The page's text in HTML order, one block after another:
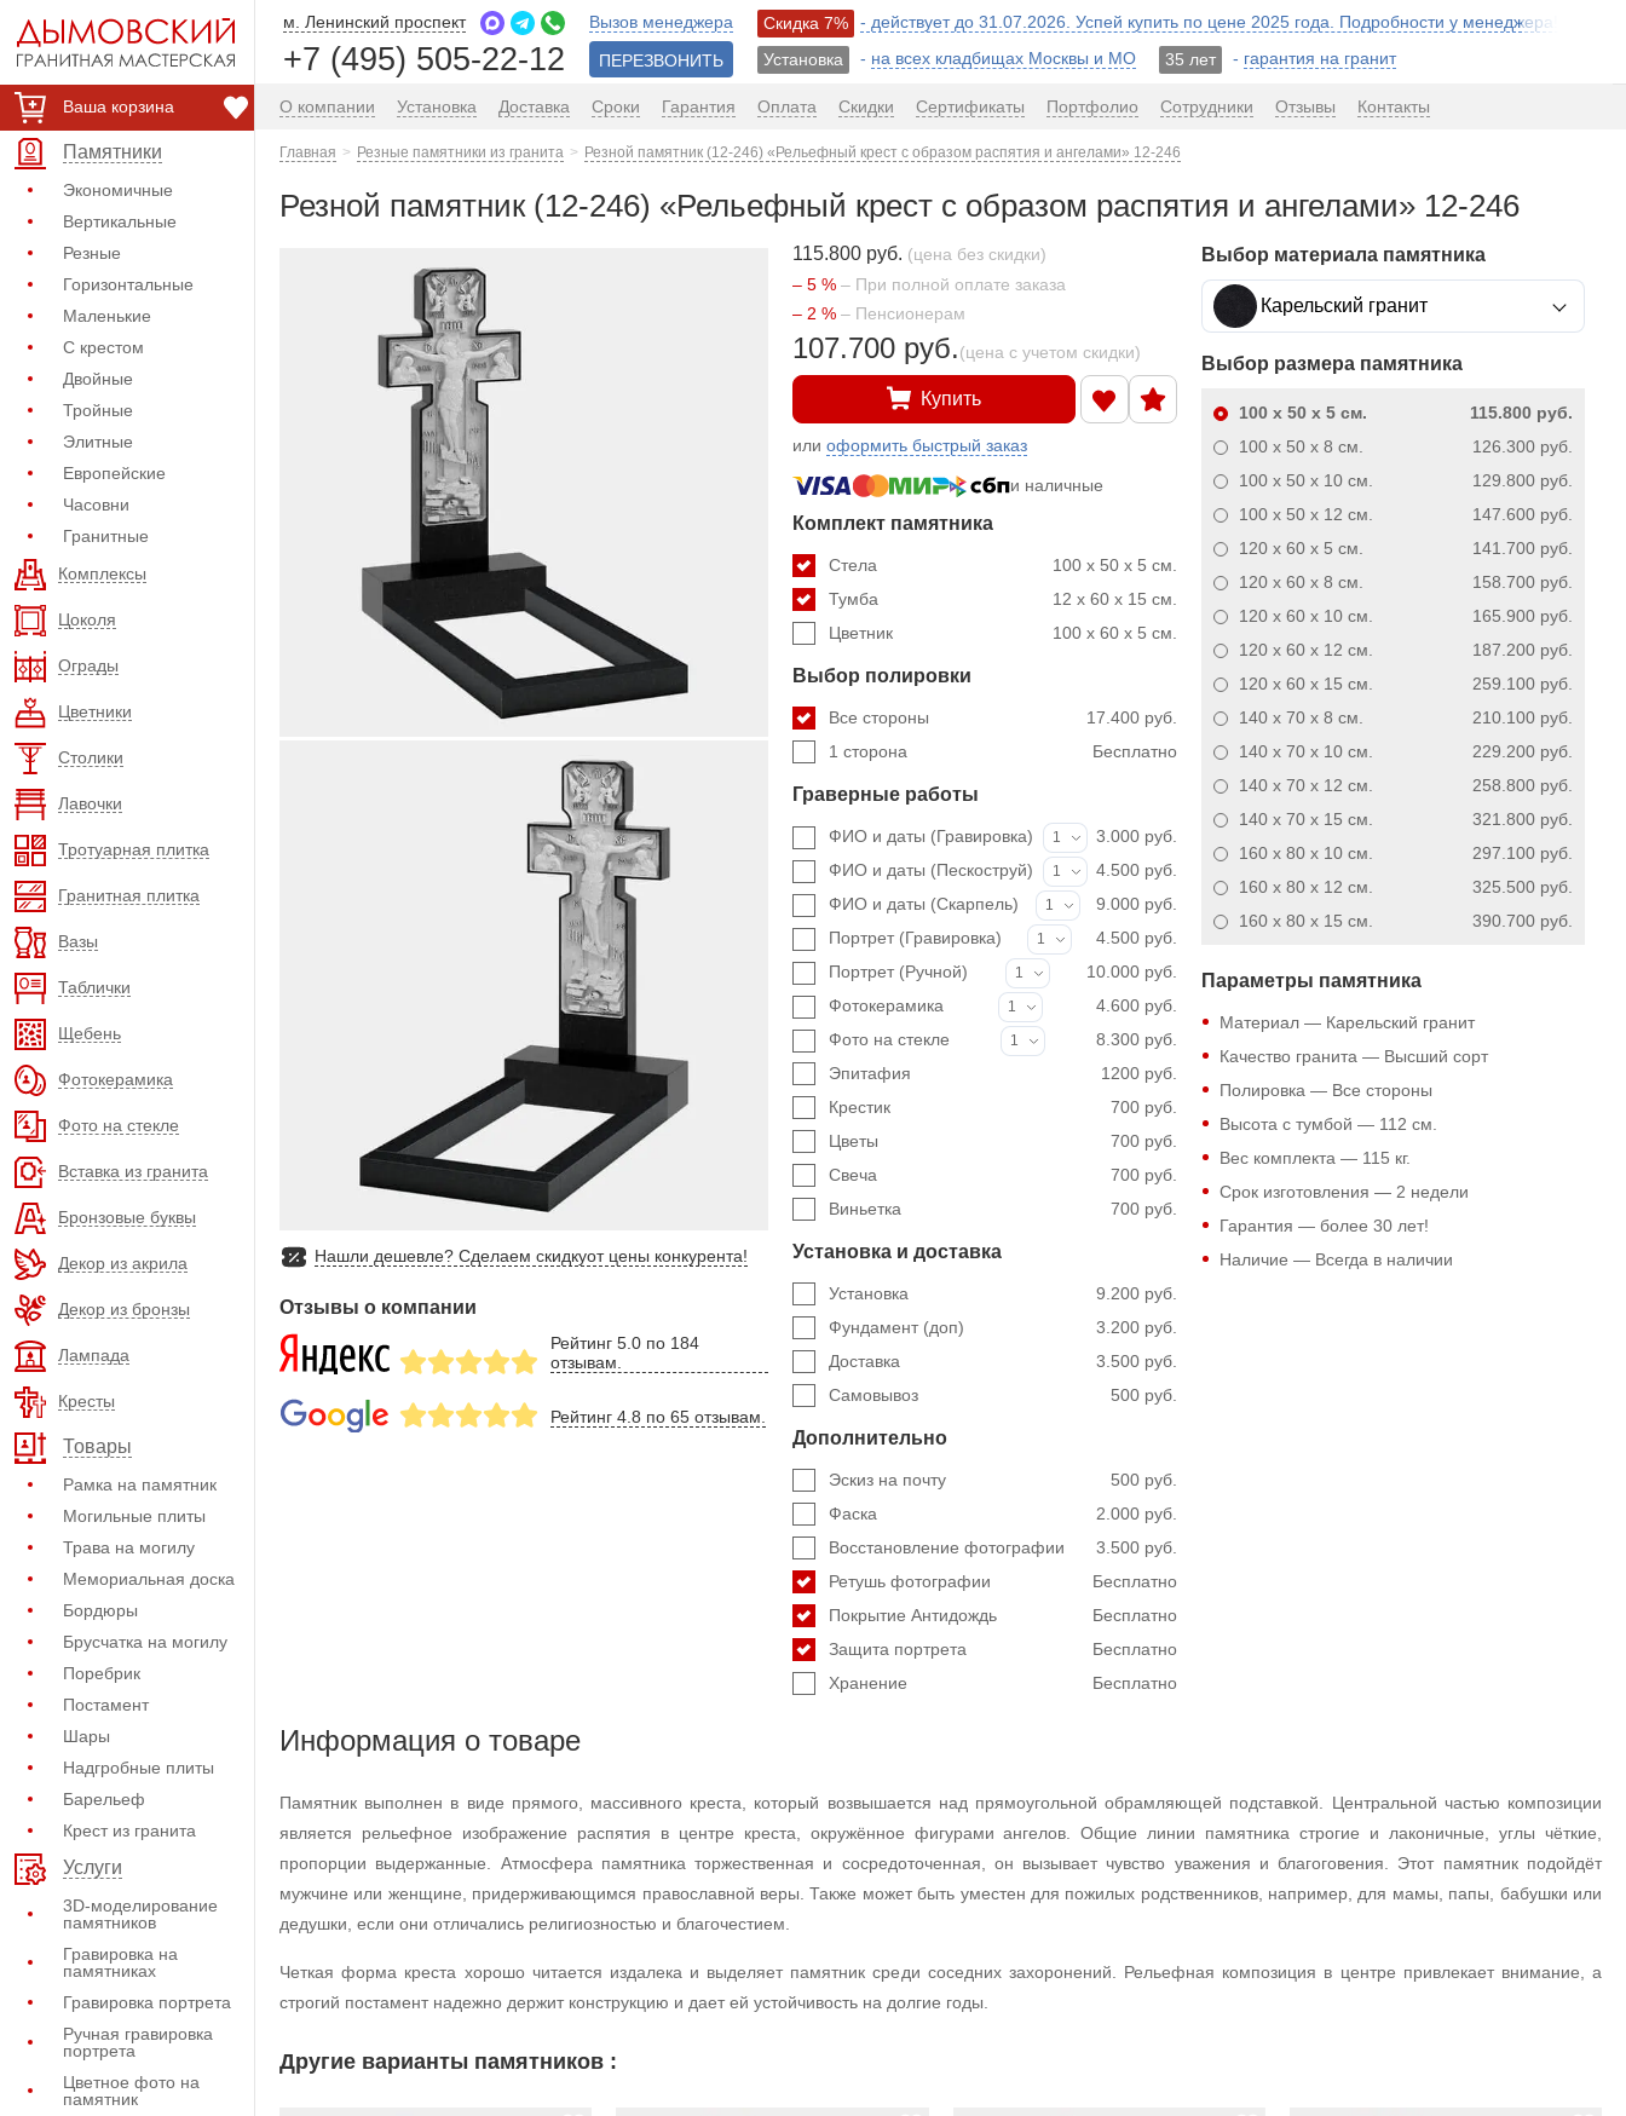
Ваша корзина
Памятники
Экономичные
Вертикальные
Резные
Горизонтальные
Маленькие
С крестом
Двойные
Тройные
Элитные
Европейские
Часовни
Гранитные
Комплексы
Цоколя
Ограды
Цветники
Столики
Лавочки
Тротуарная плитка
Гранитная плитка
Вазы
Таблички
Щебень
Фотокерамика
Фото на стекле
Вставка из гранита
Бронзовые буквы
Декор из акрила
Декор из бронзы
Лампада
Кресты
Товары
Рамка на памятник
Могильные плиты
Трава на могилу
Мемориальная доска
Бордюры
Брусчатка на могилу
Поребрик
Постамент
Шары
Надгробные плиты
Барельеф
Крест из гранита
Услуги
3D-моделирование
памятников
Гравировка на
памятниках
Гравировка портрета
Ручная гравировка
портрета
Цветное фото на
памятник
м. Ленинский проспект
+7 (495) 505-22-12
Вызов менеджера
ПЕРЕЗВОНИТЬ
Скидка 7%
- действует до 31.07.2026. Успей купить по цене 2025 года. Подробности у менеджера!
Установка
- на всех кладбищах Москвы и МО 35 лет - гарантия на гранит
О компании Установка Доставка Сроки Гарантия Оплата Скидки Сертификаты Портфолио Сотрудники Отзывы Контакты
Главная Резные памятники из гранита Резной памятник (12-246) «Рельефный крест с образом распятия и ангелами» 12-246
Резной памятник (12-246) «Рельефный крест с образом распятия и ангелами» 12-246
Нашли дешевле? Сделаем скидкуот цены конкурента!
Отзывы о компании
Рейтинг 5.0 по 184
отзывам.
Рейтинг 4.8 по 65 отзывам.
115.800 руб. (цена без скидки)
– 5 % – При полной оплате заказа
– 2 % – Пенсионерам
107.700 руб.(цена с учетом скидки)
Купить
илиоформить быстрый заказ
и наличные
Комплект памятника
100 x 50 x 5 см.
Стела
12 x 60 x 15 см.
Тумба
100 x 60 x 5 см.
Цветник
Выбор полировки
17.400 руб.
Все стороны
Бесплатно
1 сторона
Граверные работы
ФИО и даты (Гравировка) 1
3.000 руб.
ФИО и даты (Пескоструй)
1
4.500 руб.
ФИО и даты (Скарпель)
1
9.000 руб.
Портрет (Гравировка)
1
4.500 руб.
Портрет (Ручной)
1
10.000 руб.
Фотокерамика
1
4.600 руб.
Фото на стекле
1
8.300 руб.
1200 руб.
Эпитафия
700 руб.
Крестик
700 руб.
Цветы
700 руб.
Свеча
700 руб.
Виньетка
Установка и доставка
9.200 руб.
Установка
3.200 руб.
Фундамент (доп)
3.500 руб.
Доставка
500 руб.
Самовывоз
Дополнительно
500 руб.
Эскиз на почту
2.000 руб.
Фаска
3.500 руб.
Восстановление фотографии
Бесплатно
Ретушь фотографии
Бесплатно
Покрытие Антидождь
Бесплатно
Защита портрета
Бесплатно
Хранение
Выбор материала памятника
Карельский гранит
Выбор размера памятника
115.800 руб.
100 x 50 x 5см.
126.300 руб.
100 x 50 x 8 см.
129.800 руб.
100 x 50 x 10см.
147.600 руб.
100 x 50 x 12 см.
141.700 руб.
120 x 60 x 5 см.
158.700 руб.
120 x 60 x 8 см.
165.900 руб.
120 x 60 x 10см.
187.200 руб.
120 x 60 x 12 см.
259.100 руб.
120 x 60 x 15 см.
210.100 руб.
140 x 70 x 8 см.
229.200 руб.
140 x 70 x 10см.
258.800 руб.
140 x 70 x 12 см.
321.800 руб.
140 x 70 x 15 см.
297.100 руб.
160 x 80 x 10см.
325.500 руб.
160 x 80 x 12 см.
390.700 руб.
160 x 80 x 15 см.
Параметры памятника
Материал — Карельский гранит
Качество гранита — Высший сорт
Полировка — Все стороны
Высота с тумбой — 112 см.
Вес комплекта — 115 кг.
Срок изготовления — 2 недели
Гарантия — более 30 лет!
Наличие — Всегда в наличии
Информация о товаре
Памятник выполнен в виде прямого, массивного креста, который возвышается над прямоугольной обрамляющей подставкой. Центральной частью композиции
является рельефное изображение распятия в центре креста, окружённое фигурами ангелов. Общие линии памятника строгие и лаконичные, углы чёткие,
пропорции выдержанные. Атмосфера памятника торжественная и сосредоточенная, он вызывает чувство уважения и благоговения. Этот памятник подойдёт
мужчине или женщине, придерживающимся православной веры. Также может быть уместен для пожилых родственников, например, для мамы, папы, бабушки или
дедушки, если они отличались религиозностью и благочестием.
Четкая форма креста хорошо читается издалека и выделяет памятник среди соседних захоронений. Рельефная композиция в центре привлекает внимание, а
строгий постамент надежно держит конструкцию и дает ей устойчивость на долгие годы.
Другие варианты памятников :